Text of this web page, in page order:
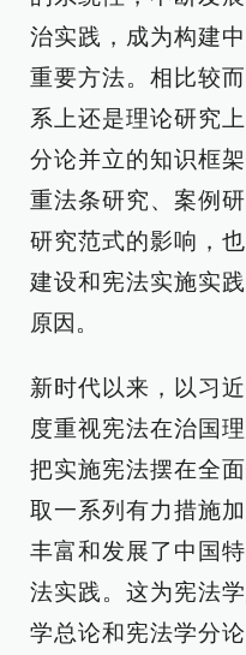
治实践，成为构建
重要方法。相比较
系上还是理论研究
分论并立的知识框
重法条研究、案例
研究范式的影响，
建设和宪法实施实
原因。
新时代以来，以习
度重视宪法在治国
把实施宪法摆在全
取一系列有力措施
丰富和发展了中国
法实践。这为宪法
学总论和宪法学分